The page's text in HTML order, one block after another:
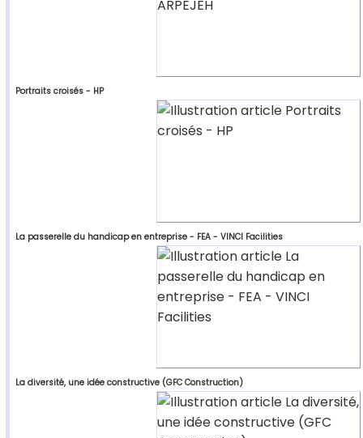
Portraits croisés - HP
La passerelle du handicap en entreprise - FEA - VINCI Facilities
La diversité, une idée constructive (GFC Construction)